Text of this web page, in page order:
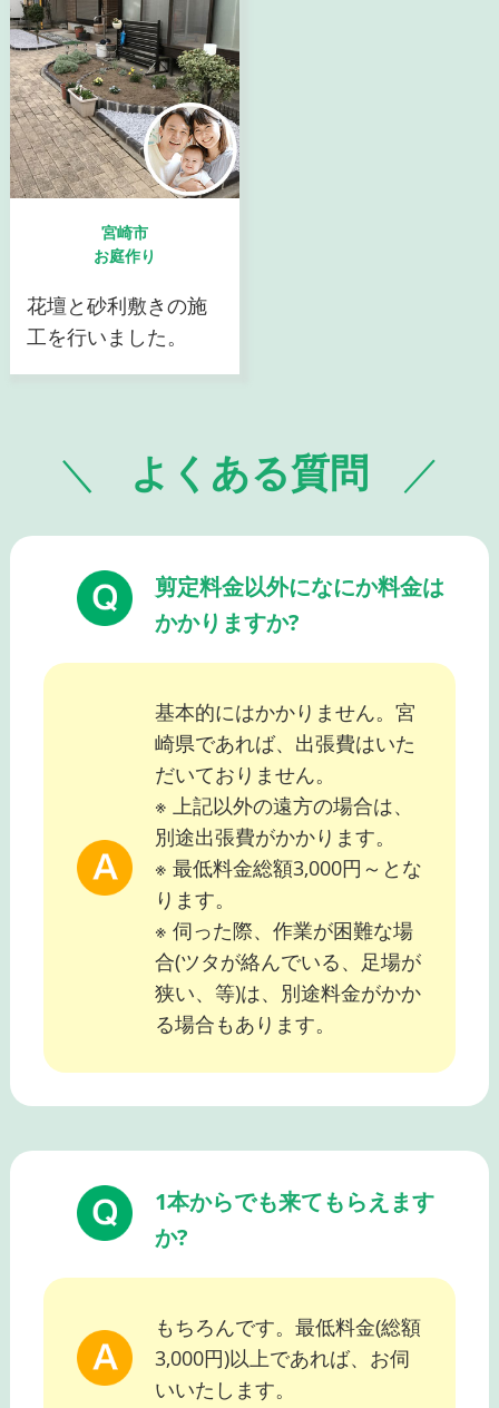
宮崎市
お庭作り
花壇と砂利敷きの施
工を行いました。
よくある質問
剪定料金以外になにか料金は
かかりますか?
基本的にはかかりません。宮
崎県であれば、出張費はいた
だいておりません。
※ 上記以外の遠方の場合は、
別途出張費がかかります。
※ 最低料金総額3,000円～とな
ります。
※ 伺った際、作業が困難な場
合(ツタが絡んでいる、足場が
狭い、等)は、別途料金がかか
る場合もあります。
1本からでも来てもらえます
か?
もちろんです。最低料金(総額
3,000円)以上であれば、お伺
いいたします。